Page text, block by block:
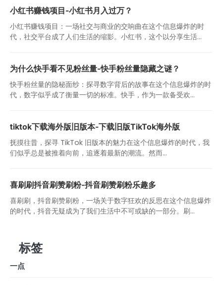
小红书赚钱项目-小红书月入过万？
小红书赚钱项目：一场社交与商业的交响曲在这个信息爆炸的时
代，社交平台成了人们生活的缩影。小红书，这个以分享生活...
为什么快手看不见粉丝量-快手粉丝量隐藏之谜？
快手粉丝量的隐秘面纱：探寻数字背后的故事在这个信息爆炸的时
代，数字似乎成了衡量一切的标准。快手，作为一款备受欢...
tiktok下载海外版旧版本-下载旧版TikTok海外版
抚摸往昔，探寻 TikTok 旧版本的魅力在这个信息爆炸的时代，我
们似乎总是被推着向前，追逐着最新的潮流。然而...
喜刷刷抖音刷赞刷粉-抖音刷赞刷粉乐趣多
喜刷刷，抖音刷赞刷粉，一场关于数字狂欢的反思在这个信息爆炸
的时代，抖音无疑成为了我们生活中不可或缺的一部分。刷...
标签
一点